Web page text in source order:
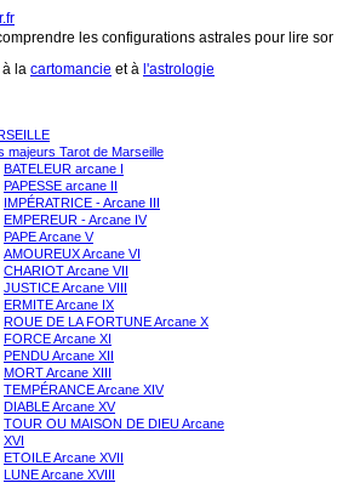
les configurations astrales pour lire
à la cartomancie et à l'astrologie
majeurs Tarot de Marseille
BATELEUR arcane I
PAPESSE arcane II
IMPÉRATRICE - Arcane III
EMPEREUR - Arcane IV
PAPE Arcane V
AMOUREUX Arcane VI
CHARIOT Arcane VII
JUSTICE Arcane VIII
ERMITE Arcane IX
ROUE DE LA FORTUNE Arcane X
FORCE Arcane XI
PENDU Arcane XII
MORT Arcane XIII
TEMPÉRANCE Arcane XIV
DIABLE Arcane XV
TOUR OU MAISON DE DIEU Arcane
XVI
ETOILE Arcane XVII
LUNE Arcane XVIII